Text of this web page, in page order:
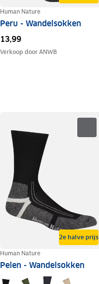
Human Nature
Peru - Wandelsokken
13,99
Verkoop doorANWB
2e halve prijs
Human Nature
Pelen - Wandelsokken